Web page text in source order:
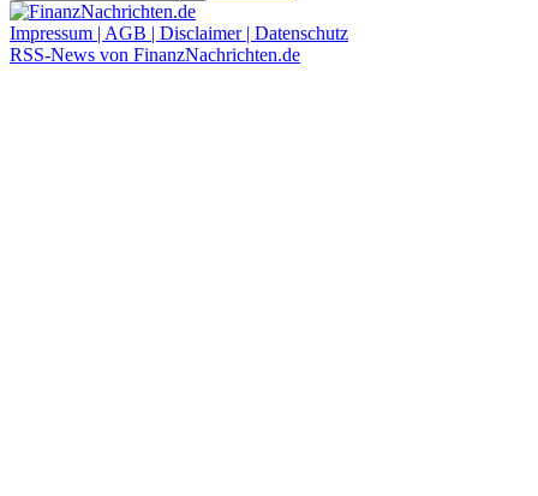
Impressum | AGB | Disclaimer | Datenschutz
RSS-News von FinanzNachrichten.de